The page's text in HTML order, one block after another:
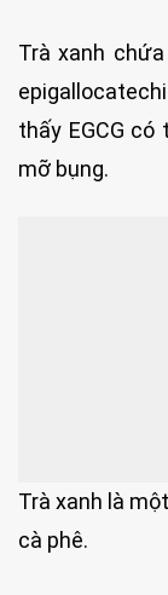
Trà xanh
thấy EGCG
mỡ bụng.
Trà xanh là
cà phê.